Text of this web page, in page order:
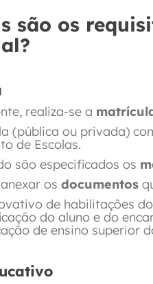
são os
realiza-se a
(pública ou privada)
de Escolas.
são especificados os
os documentos
de habilitações
do aluno e do
de ensino superior